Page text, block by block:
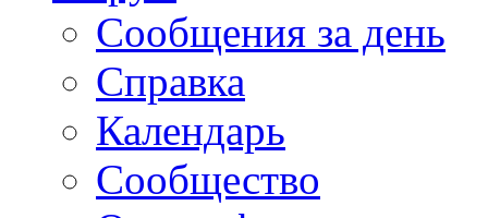
Сообщения за день
Справка
Календарь
Сообщество